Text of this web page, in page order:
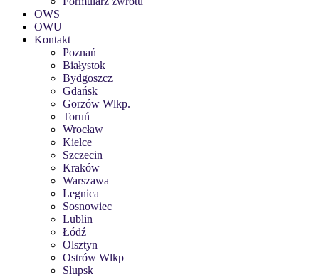
OWS
OWU
Kontakt
Poznań
Białystok
Bydgoszcz
Gdańsk
Gorzów Wlkp.
Toruń
Wrocław
Kielce
Szczecin
Kraków
Warszawa
Legnica
Sosnowiec
Lublin
Łódź
Olsztyn
Ostrów Wlkp
Slupsk